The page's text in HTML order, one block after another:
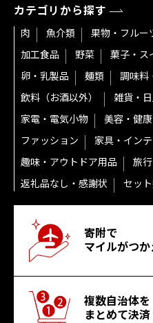
カテゴリから探す
肉 魚介類 果物・フルー
加工食品
野菜
菓子・ス
卵・乳製品
麺類 調味料
飲料（お酒以外）
雑貨・
家電・電気小物
美容・健康
ファッション
家具・イン
趣味・アウトドア用品
旅
返礼品なし・感謝状
セッ
寄附で
マイルがつか
複数自治体を
まとめて決済